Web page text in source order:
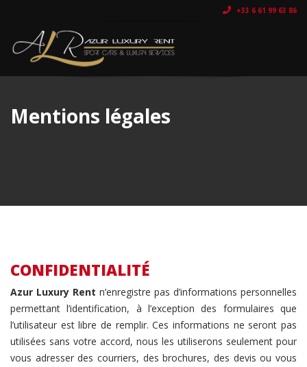
+33 6 61 99 63 86
Mentions légales
CONFIDENTIALITÉ
Azur Luxury Rent n’enregistre pas d’informations personnelles
permettant l’identification, à l’exception des formulaires que
l’utilisateur est libre de remplir. Ces informations ne seront pas
utilisées sans votre accord, nous les utiliserons seulement pour
vous adresser des courriers, des brochures, des devis ou vous